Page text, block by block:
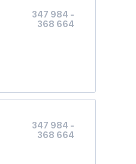
347 984 -
368 664
347 984 -
368 664